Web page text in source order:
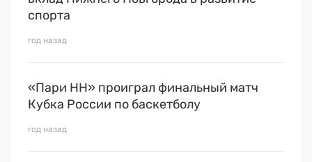
спорта
год назад
«Пари НН» проиграл финальный матч
Кубка России по баскетболу
год назад